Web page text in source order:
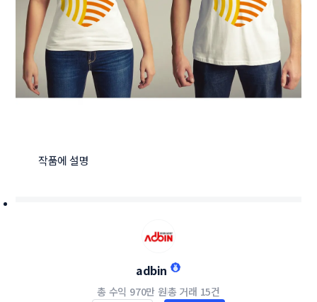
작품에 설명
adbin
총 수익 970만 원총 거래 15건